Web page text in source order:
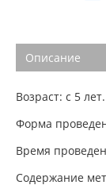
Описание
Возраст: с 5 лет.
Форма
Время
Содержание